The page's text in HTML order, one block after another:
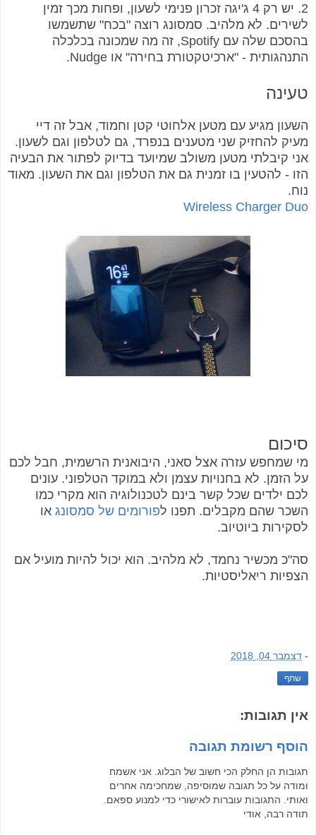
2. יש רק 4 ג'יגה זכרון פנימי לשעון, ופחות מכך זמין
לשירים. לא מלהיב. סמסונג רוצה "בכח" שתשמשו
בהסכם שלה עם Spotify, זה מה שמכונה בכלכלה
התנהגותית - "ארכיטקטורת בחירה" או Nudge.
טעינה
השעון מגיע עם מטען אלחוטי קטן וחמוד, אבל זה דיי
מעיק להחזיק שני מטענים בנפרד, גם לטלפון וגם לשעון.
אני קיבלתי מטען משולב שמיועד בדיוק לפתור את הבעיה
הזו - להטעין בו זמנית גם את הטלפון וגם את השעון. מאוד
נוח.
Wireless Charger Duo
סיכום
מי שמחפש עזרה אצל סאני, היבואנית הרשמית, חבל לכם
על הזמן. לא בחנויות עצמן ולא במוקד הטלפוני. עונים
לכם ילדים שכל קשר בינם לטכנולוגיה הוא מקרי כמו
השכר שהם מקבלים. תפנו לפורומים של סמסונג או
לסקירות ביוטיוב.
סה"כ מכשיר נחמד, לא מלהיב. הוא יכול להיות מועיל אם
הצפיות ריאליסטיות.
- דצמבר 04, 2018
שתף
אין תגובות:
הוסף רשומת תגובה
תגובות הן החלק הכי חשוב של הבלוג. אני אשמח
ומודה על כל תגובה שמוסיפה, שמחכימה אחרים
ואותי. התגובות עוברות לאישורי כדי למנוע ספאם.
תודה רבה, אודי